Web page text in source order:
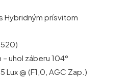
Hybridným prísvitom
uhol záberu 104°
@ (F1,0, AGC Zap.)